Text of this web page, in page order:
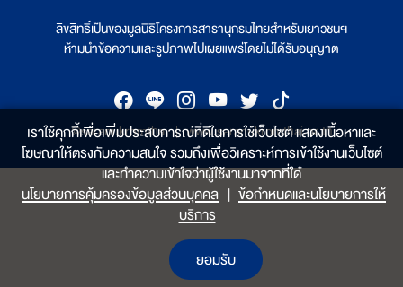
ลิขสิทธิ์เป็นของมูลนิธิโครงการสารานุกรมไทยสำหรับเยาวชนฯ
ห้ามนำข้อความและรูปภาพไปเผยแพร่โดยไม่ได้รับอนุญาต
@saranukromthai | www.saranukromthai.or.th
เราใช้คุกกี้เพื่อเพิ่มประสบการณ์ที่ดีในการใช้เว็บไซต์ แสดงเนื้อหาและ
โฆษณาให้ตรงกับความสนใจ รวมถึงเพื่อวิเคราะห์การเข้าใช้งานเว็บไซต์
และทำความเข้าใจว่าผู้ใช้งานมาจากที่ใด๋
นโยบายการคุ้มครองข้อมูลส่วนบุคคล | ข้อกำหนดและนโยบายการให้
บริการ
ยอมรับ